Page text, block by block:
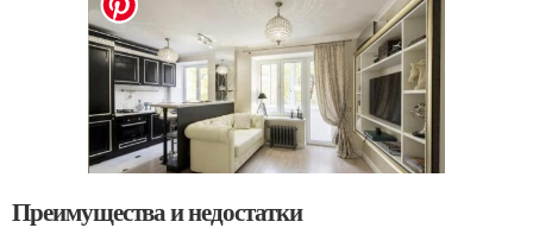
Преимущества и недостатки